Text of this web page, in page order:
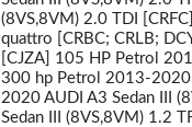
(8VS,8VM) 2.0 TDI
quattro [CRBC; CRLB;
[CJZA] 105 HP Petrol
300 hp Petrol 2013-2020
2020 AUDI A3 Sedan III
Sedan III (8VS,8VM) 1.2